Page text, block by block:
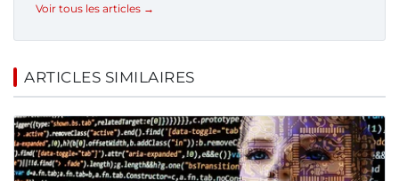
Voir tous les articles →
ARTICLES SIMILAIRES